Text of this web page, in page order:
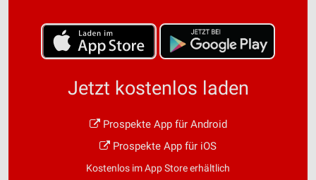
Jetzt kostenlos laden
Prospekte App für Android
Prospekte App für iOS
Kostenlos im App Store erhältlich